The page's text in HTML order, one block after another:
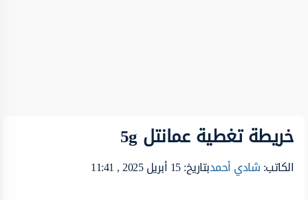
خريطة تغطية عمانتل 5g
الكاتب:شادي أحمدبتاريخ: 15 أبريل 2025 , 11:41